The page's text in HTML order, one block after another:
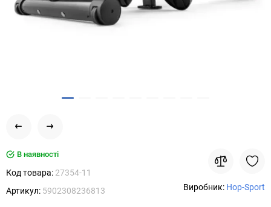
В наявності
Код товара: 27354-11
Артикул: 5902308236813 Виробник: Hop-Sport